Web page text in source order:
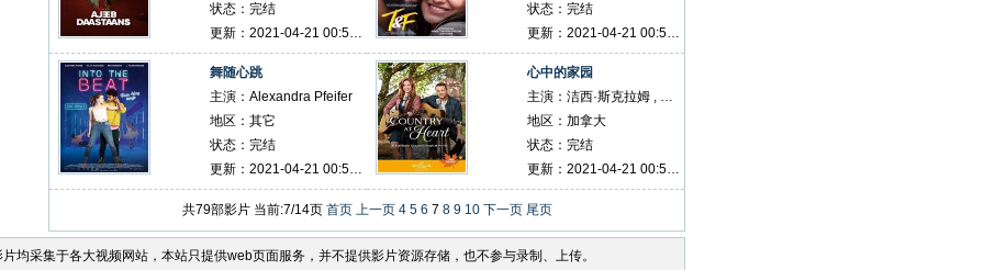
状态：完结
更新：2021-04-21 00:57:28
状态：完结
更新：2021-04-21 00:57:20
舞随心跳
主演：Alexandra Pfeifer
地区：其它
状态：完结
更新：2021-04-21 00:57:05
心中的家园
主演：洁西·斯克拉姆 , 尼尔迈特 , 卢卡斯·布莱恩特 , Annastasia Boston , Telysa Chandler , William C Cole , 伊冯娜·E·戴维森 , Chris Handfield , Reed Hayes , 汤米-安珀·皮里 , 迈克尔·詹姆斯·瑞根 , Justin James Remeikis , Zach Smadu , 泰德·惠托尔
地区：加拿大
状态：完结
更新：2021-04-21 00:56:56
共79部影片 当前:7/14页 首页 上一页 4 5 6 7 8 9 10 下一页 尾页
均采集于各大视频网站，本站只提供web页面服务，并不提供影片资源存储，也不参与录制、上传。